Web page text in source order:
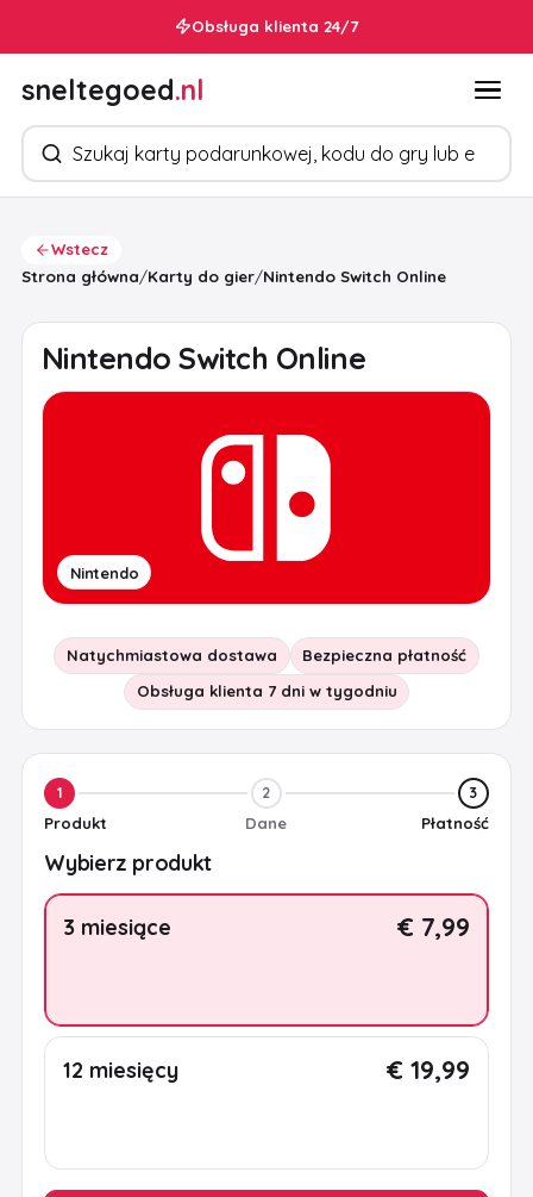
Obsługa klienta 24/7
sneltegoed.nl
Szukaj produktów
Wstecz
Strona główna/Karty do gier/Nintendo Switch Online
Nintendo Switch Online
Nintendo
Natychmiastowa dostawa
Bezpieczna płatność
Obsługa klienta 7 dni w tygodniu
1
Produkt
2
Dane
3
Płatność
Wybierz produkt
3 miesiące € 7,99
12 miesięcy € 19,99